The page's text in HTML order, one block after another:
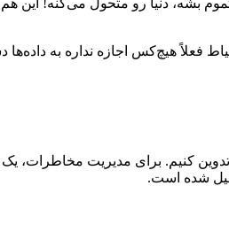
بشه، دنیا رو متحول می‌کنه! این هم
فعلاً هیچ‌کس اجازه نداره به داده‌ها
۱۷ سند راهبردی، ۹ نقشه راه، ۴ برنامه تحول و ۳
شده است.